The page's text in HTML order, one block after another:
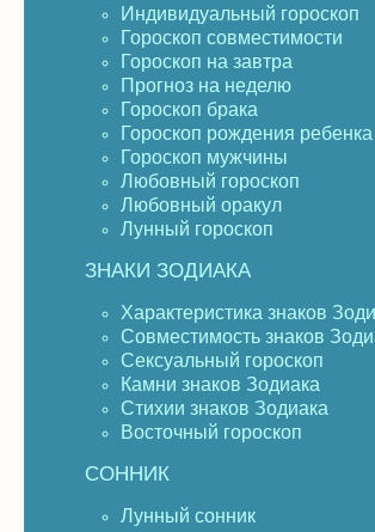
Индивидуальный гороскоп
Гороскоп совместимости
Гороскоп на завтра
Прогноз на неделю
Гороскоп брака
Гороскоп рождения ребенка
Гороскоп мужчины
Любовный гороскоп
Любовный оракул
Лунный гороскоп
ЗНАКИ ЗОДИАКА
Характеристика знаков
Совместимость знаков
Сексуальный гороскоп
Камни знаков Зодиака
Стихии знаков Зодиака
Восточный гороскоп
СОННИК
Лунный сонник